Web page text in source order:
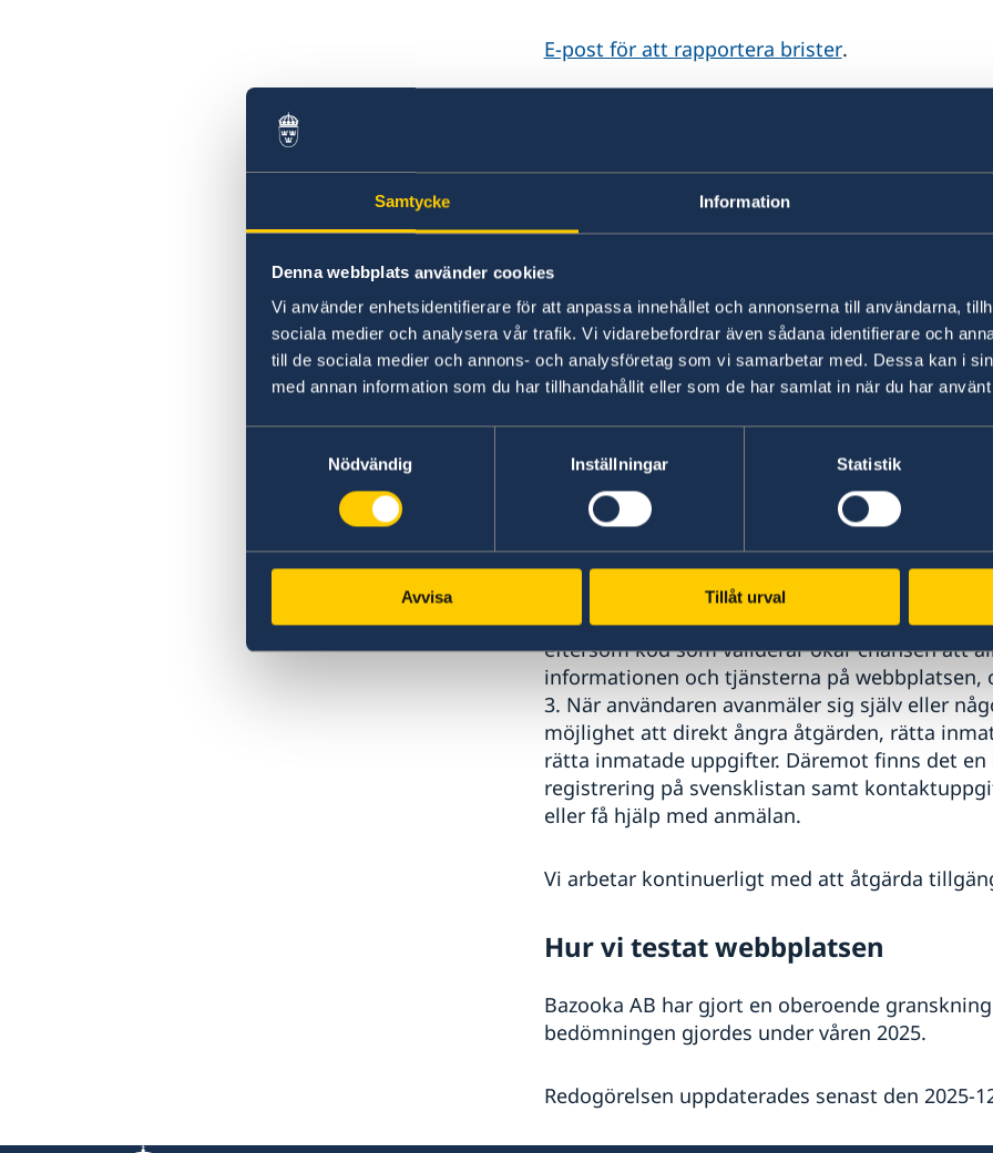
Samtycke Information
Denna webbplats använder cookies
Vi använder enhetsidentifierare för att anpassa innehållet och annonserna till användarna,
sociala medier och analysera vår trafik. Vi vidarebefordrar även sådana identifierare och
till de sociala medier och annons- och analysföretag som vi samarbetar med. Dessa kan i
med annan information som du har tillhandahållit eller som de har samlat in när du har
Nödvändig
Inställningar Statistik
Avvisa Tillåt urval
E-post för att rapportera brister.
Myndigheten för digital förvaltning har
till digital offentlig service. Om du inte är
kan du kontakta Myndigheten för digital
Teknisk information om
Den här webbplatsen är delvis förenlig med
Accessibility Guidelines version 2.1. Vilket
Kända brister
1. Ett antal bilder på webbplatsen saknar
personer med synnedsättning som använder
2. Viss innehållsformatering kan leda till att
eftersom kod som validerar ökar chansen att
informationen och tjänsterna på webbplatsen,
3. När användaren avanmäler sig själv eller
möjlighet att direkt ångra åtgärden, rätta
rätta inmatade uppgifter. Däremot finns det
registrering på svensklistan samt
eller få hjälp med anmälan.
Vi arbetar kontinuerligt med att åtgärda
Hur vi testat webbplatsen
Bazooka AB har gjort en oberoende
bedömningen gjordes under våren 2025.
Redogörelsen uppdaterades senast den 2025-